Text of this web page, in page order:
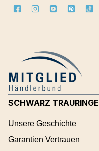
SCHWARZ TRAURINGE
Unsere Geschichte
Garantien Vertrauen